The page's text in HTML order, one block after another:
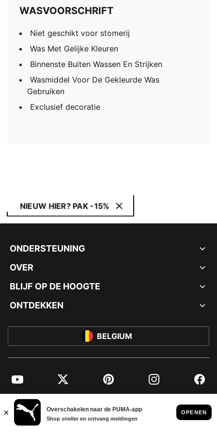
WASVOORSCHRIFT
Niet geschikt voor stomerij
Was Met Gelijke Kleuren
Binnenste Buiten Wassen En Strijken
Wasmiddel Voor De Gekleurde Was
Gebruiken
Exclusief decoratie
NIEUW HIER? PAK -15%
ONDERSTEUNING
OVER
BLIJF OP DE HOOGTE
ONTDEKKEN
BELGIUM
YouTube Twitter Pinterest Instagram
© PUMA EUROPE GMBH, 2026. ALLE RECHTEN VOORBEHOUDEN
BEDRIJFSGEGEVENS EN JURIDISCHE GEGEVENS